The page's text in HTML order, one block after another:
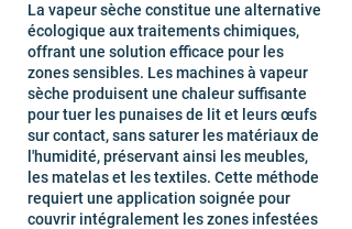
La vapeur sèche constitue une alternative
écologique aux traitements chimiques,
offrant une solution efficace pour les
zones sensibles. Les machines à vapeur
sèche produisent une chaleur suffisante
pour tuer les punaises de lit et leurs œufs
sur contact, sans saturer les matériaux de
l'humidité, préservant ainsi les meubles,
les matelas et les textiles. Cette méthode
requiert une application soignée pour
couvrir intégralement les zones infestées